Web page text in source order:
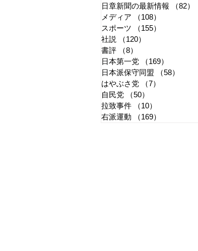
日章新聞の最新情報
（82）
メディア
（108）
スポーツ
（155）
社説
（120）
書評
（8）
日本第一党
（169）
日本派保守同盟
（58）
はやぶさ党
（7）
自民党
（50）
拉致事件
（10）
右派運動
（169）